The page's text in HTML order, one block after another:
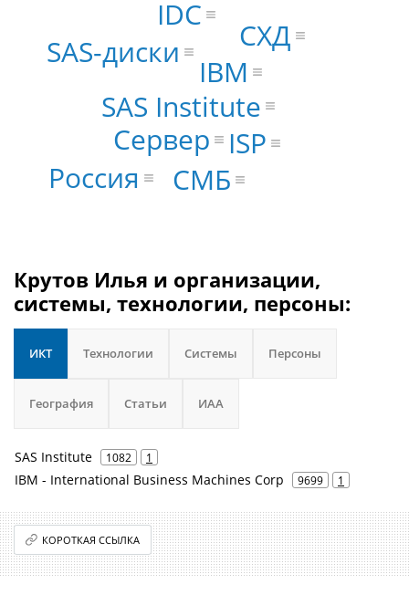
SAS Institute
IBM
Сервер
SAS-диски
ISP
СХД
Россия СМБ
IDC
Крутов Илья и организации,
системы, технологии, персоны:
ИКТ Технологии Системы Персоны
География Статьи ИАА
SAS Institute 1082 1
IBM - International Business Machines Corp 9699 1
КОРОТКАЯ ССЫЛКА